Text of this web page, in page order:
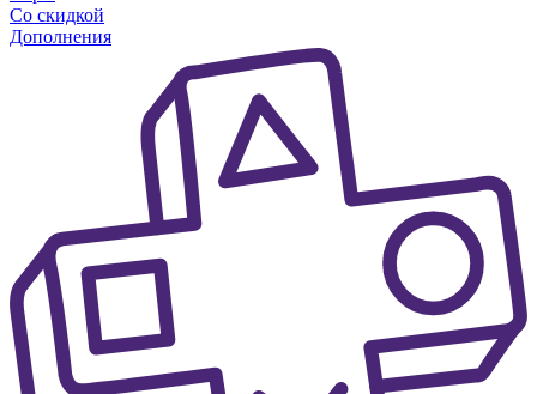
Со скидкой
Дополнения